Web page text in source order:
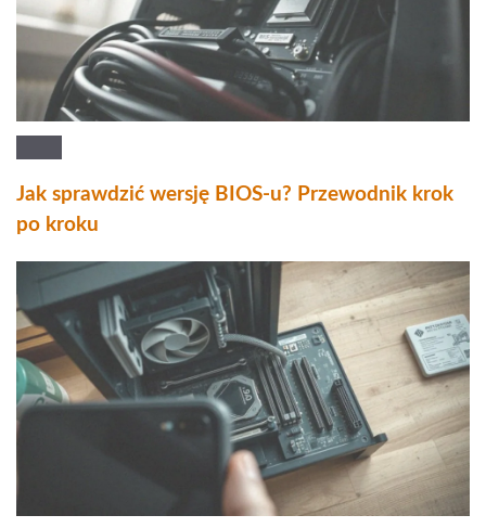
Jak sprawdzić wersję BIOS-u? Przewodnik krok
po kroku